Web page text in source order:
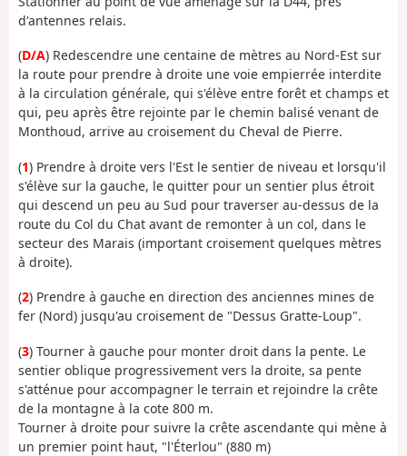
d'antennes relais.
(D/A) Redescendre une centaine de mètres au Nord-Est sur
la route pour prendre à droite une voie empierrée interdite
à la circulation générale, qui s'élève entre forêt et champs et
qui, peu après être rejointe par le chemin balisé venant de
Monthoud, arrive au croisement du Cheval de Pierre.
(1) Prendre à droite vers l'Est le sentier de niveau et lorsqu'il
s'élève sur la gauche, le quitter pour un sentier plus étroit
qui descend un peu au Sud pour traverser au-dessus de la
route du Col du Chat avant de remonter à un col, dans le
secteur des Marais (important croisement quelques mètres
à droite).
(2) Prendre à gauche en direction des anciennes mines de
fer (Nord) jusqu'au croisement de "Dessus Gratte-Loup".
(3) Tourner à gauche pour monter droit dans la pente. Le
sentier oblique progressivement vers la droite, sa pente
s'atténue pour accompagner le terrain et rejoindre la crête
de la montagne à la cote 800 m.
Tourner à droite pour suivre la crête ascendante qui mène à
un premier point haut, "l'Éterlou" (880 m)